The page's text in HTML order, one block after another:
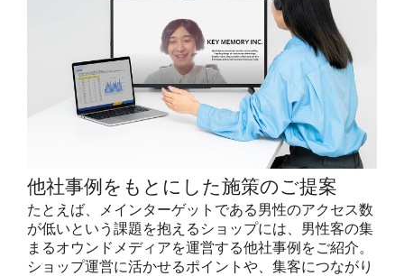
他社事例をもとにした施策のご提案
たとえば、メインターゲットである男性のアクセス数
が低いという課題を抱えるショップには、男性客の集
まるオウンドメディアを運営する他社事例をご紹介。
ショップ運営に活かせるポイントや、集客につながり